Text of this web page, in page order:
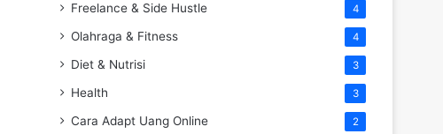
Freelance & Side Hustle 4
Olahraga & Fitness 4
Diet & Nutrisi 3
Health 3
Cara Adapt Uang Online 2